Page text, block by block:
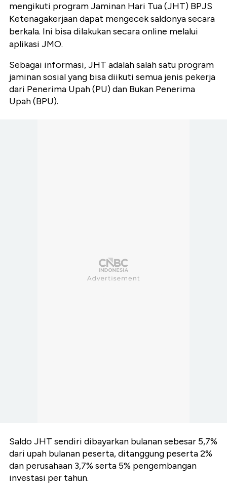
mengikuti program Jaminan Hari Tua (JHT) BPJS
Ketenagakerjaan dapat mengecek saldonya secara
berkala. Ini bisa dilakukan secara online melalui
aplikasi JMO.
Sebagai informasi, JHT adalah salah satu program
jaminan sosial yang bisa diikuti semua jenis pekerja
dari Penerima Upah (PU) dan Bukan Penerima
Upah (BPU).
Saldo JHT sendiri dibayarkan bulanan sebesar 5,7%
dari upah bulanan peserta, ditanggung peserta 2%
dan perusahaan 3,7% serta 5% pengembangan
investasi per tahun.